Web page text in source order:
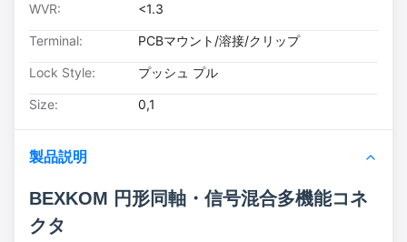
WVR: <1.3
Terminal: PCBマウント/溶接/クリップ
Lock Style: プッシュ プル
Size: 0,1
製品説明
BEXKOM 円形同軸・信号混合多機能コネ
クタ